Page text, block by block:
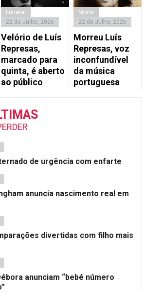
Funeral
22 de Julho, 2026
Velório de Luís
Represas,
marcado para
quinta, é aberto
ao público
Morte
22 de Julho, 2026
Morreu Luís
Represas, voz
inconfundível
da música
portuguesa
de urgência com enfarte
anuncia nascimento real em
divertidas com filho mais
anunciam “bebé número